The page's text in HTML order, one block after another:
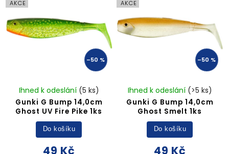
AKCE
–50 %
Gunki G Bump 14,0cm
Ghost UV Fire Pike 1ks
Ihned k odeslání (5 ks)
49 Kč
Do košíku
AKCE
–50 %
Gunki G Bump 14,0cm
Ghost Smelt 1ks
Ihned k odeslání (>5 ks)
49 Kč
Do košíku